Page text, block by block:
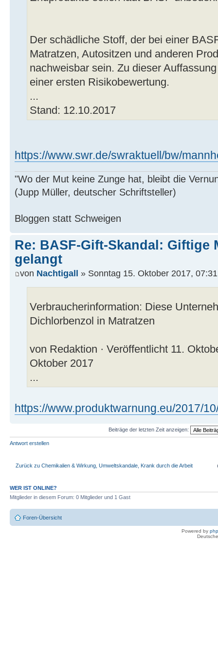
Der schädliche Stoff, der bei einer
Matratzen, Autositzen und anderen
nachweisbar sein. Zu dieser
einer ersten Risikobewertung.
...
Stand: 12.10.2017
https://www.swr.de/swraktuell/bw/
"Wo der Mut keine Zunge hat, bleibt die
(Jupp Müller, deutscher Schriftsteller)
Bloggen statt Schweigen
Re: BASF-Gift-Skandal: Giftige
gelangt
von Nachtigall » Sonntag 15. Oktober 2017, 07:31
Verbraucherinformation: Diese
Dichlorbenzol in Matratzen
von Redaktion · Veröffentlicht 11.
Oktober 2017
...
https://www.produktwarnung.eu/2017/
Beiträge der letzten Zeit anzeigen:
Antwort erstellen
Zurück zu Chemikalien & Wirkung, Umweltskandale, Krank durch die Arbeit
WER IST ONLINE?
Mitglieder in diesem Forum: 0 Mitglieder und 1 Gast
Foren-Übersicht
Powered by